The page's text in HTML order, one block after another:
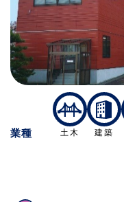
業種 土木 建築